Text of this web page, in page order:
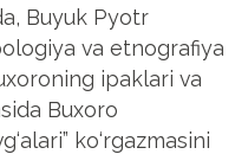
Buyuk Pyotr
va etnografiya
ipaklari va
Buxoro
ko‘rgazmasini